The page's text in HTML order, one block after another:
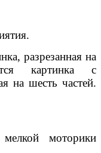
разрезанная на
картинка с
на шесть частей.
моторики